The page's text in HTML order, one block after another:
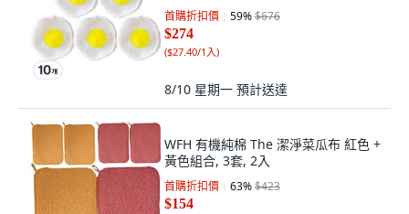
首購折扣價 59%$676
$274
($27.40/1入)
8/10 星期一 預計送達
WFH 有機純棉 The 潔淨菜瓜布 紅色 +
黃色組合, 3套, 2入
首購折扣價 63%$423
$154